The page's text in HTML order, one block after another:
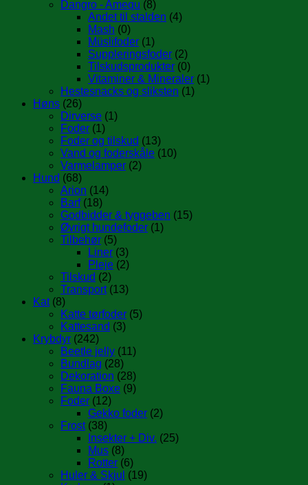
Dangro - Amequ (8)
Andet til stalden (4)
Mash (0)
Müslifoder (1)
Suppleringsfoder (2)
Tilskudsprodukter (0)
Vitaminer & Mineraler (1)
Hestesnacks og sliksten (1)
Høns (26)
Dirverse (1)
Foder (1)
Foder og tilskud (13)
Vand og foderskåle (10)
Varmelamper (2)
Hund (68)
Arion (14)
Barf (18)
Godbidder & tyggeben (15)
Øvrigt hundefoder (1)
Tilbehør (5)
Liner (3)
Pleje (2)
Tilskud (2)
Transport (13)
Kat (8)
Katte tørfoder (5)
Kattesand (3)
Krybdyr (242)
Beetle jelly (11)
Bundlag (28)
Dekoration (28)
Fauna Boxe (9)
Foder (12)
Gekko foder (2)
Frost (38)
Insekter + Div. (25)
Mus (8)
Rotter (6)
Huler & Skjul (19)